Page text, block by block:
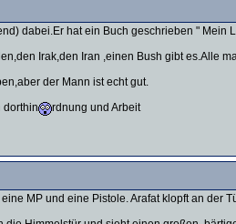
dabei.Er hat ein Buch geschrieben " Mein
Irak,den Iran ,einen Bush gibt es.Alle
der Mann ist echt gut.
dorthin
rdnung und Arbeit
MP und eine Pistole. Arafat klopft an der